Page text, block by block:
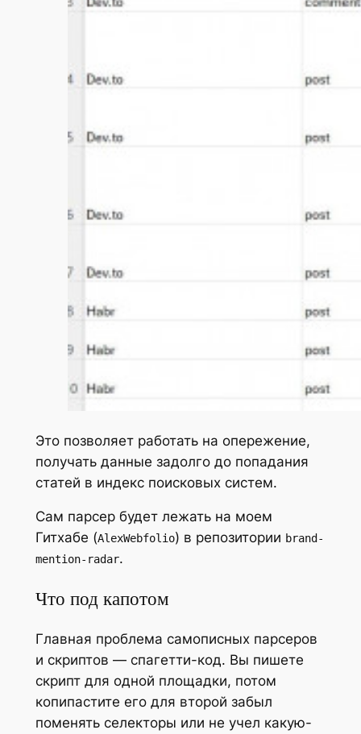
Это позволяет работать на опережение,
получать данные задолго до попадания
статей в индекс поисковых систем.
Сам парсер будет лежать на моем
Гитхабе (AlexWebfolio) в репозитории brand-
mention-radar.
Что под капотом
Главная проблема самописных парсеров
и скриптов — спагетти-код. Вы пишете
скрипт для одной площадки, потом
копипастите его для второй забыл
поменять селекторы или не учел какую-